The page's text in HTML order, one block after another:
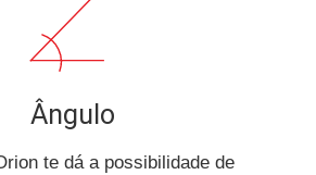
Ângulo
te dá a possibilidade de